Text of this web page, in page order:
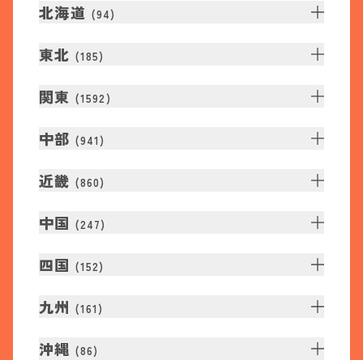
北海道 (94)
東北 (185)
関東 (1592 )
中部 (941 )
近畿 (860)
中国 (247)
四国 (152)
九州 (161 )
沖縄 (86)